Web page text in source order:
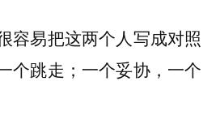
容易把这两个人写成对照
个跳走；一个妥协，一个